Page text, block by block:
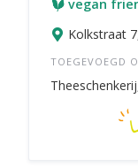
vegan
Kolkstraat
TOEGEVOEGD